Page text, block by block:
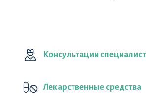
Консультации
Лекарственные средства